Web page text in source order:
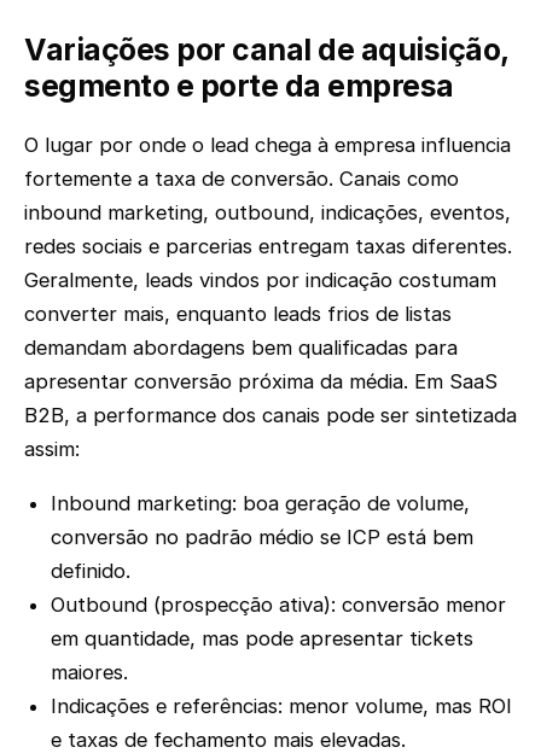
Variações por canal de aquisição,
segmento e porte da empresa
O lugar por onde o lead chega à empresa influencia
fortemente a taxa de conversão. Canais como
inbound marketing, outbound, indicações, eventos,
redes sociais e parcerias entregam taxas diferentes.
Geralmente, leads vindos por indicação costumam
converter mais, enquanto leads frios de listas
demandam abordagens bem qualificadas para
apresentar conversão próxima da média. Em SaaS
B2B, a performance dos canais pode ser sintetizada
assim:
Inbound marketing: boa geração de volume,
conversão no padrão médio se ICP está bem
definido.
Outbound (prospecção ativa): conversão menor
em quantidade, mas pode apresentar tickets
maiores.
Indicações e referências: menor volume, mas ROI
e taxas de fechamento mais elevadas.